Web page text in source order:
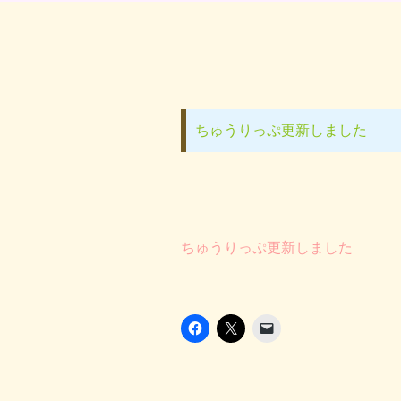
ちゅうりっぷ更新しました
ちゅうりっぷ更新しました